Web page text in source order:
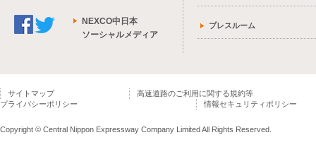
NEXCO中日本
ソーシャルメディア
プレスルーム
サイトマップ
高速道路のご利用に関する規約等
プライバシーポリシー
情報セキュリティポリシー
Copyright © Central Nippon Expressway Company Limited All Rights Reserved.